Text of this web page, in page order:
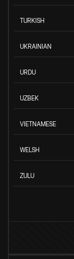
TURKISH
UKRAINIAN
URDU
UZBEK
VIETNAMESE
WELSH
ZULU